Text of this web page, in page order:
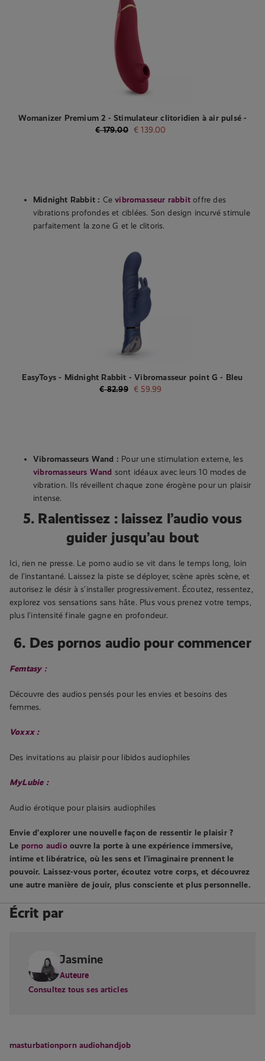
Womanizer Premium 2 - Stimulateur clitoridien à air pulsé -
Bordeaux
€179.00 € 139.00
Midnight Rabbit : Cevibromasseur rabbit offre des
vibrations profondes et ciblées. Son design incurvé stimule
parfaitement la zone G et le clitoris.
EasyToys - Midnight Rabbit - Vibromasseur point G - Bleu
€82.99 € 59.99
Vibromasseurs Wand : Pour une stimulation externe, les
vibromasseurs Wand sont idéaux avec leurs 10 modes de
vibration. Ils réveillent chaque zone érogène pour un plaisir
intense.
5. Ralentissez : laissez l’audio vous
guider jusqu’au bout
Ici, rien ne presse. Le porno audio se vit dans le temps long, loin
de l’instantané. Laissez la piste se déployer, scène après scène, et
autorisez le désir à s’installer progressivement. Écoutez, ressentez,
explorez vos sensations sans hâte. Plus vous prenez votre temps,
plus l’intensité finale gagne en profondeur.
6. Des pornos audio pour commencer
Femtasy:
Découvre des audios pensés pour les envies et besoins des
femmes.
Voxxx :
Des invitations au plaisir pour libidos audiophiles
MyLubie :
Audio érotique pour plaisirs audiophiles
Envie d’explorer une nouvelle façon de ressentir le plaisir ?
Le porno audioouvre la porte à une expérience immersive,
intime et libératrice, où les sens et l’imaginaire prennent le
pouvoir. Laissez-vous porter, écoutez votre corps, et découvrez
une autre manière de jouir, plus consciente et plus personnelle.
Écrit par
Jasmine
Auteure
Consultez tous ses articles
masturbationporn audiohandjob